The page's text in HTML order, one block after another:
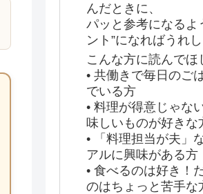
んだときに、
パッと参考になるよ
ント”になればうれし
こんな方に読んでほ
• 共働きで毎日のご
でいる方
• 料理が得意じゃな
味しいものが好きな
• 「料理担当が夫」
アルに興味がある方
• 食べるのは好き！
のはちょっと苦手